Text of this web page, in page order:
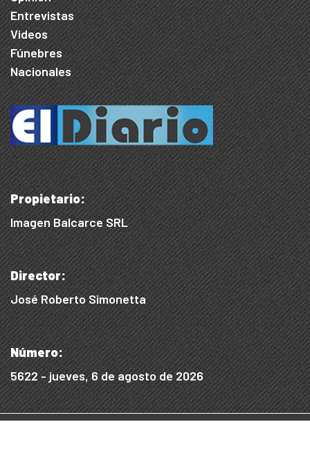
Entrevistas
Videos
Fúnebres
Nacionales
Propietario:
Imagen Balcarce SRL
Director:
José Roberto Simonetta
Número:
5622 - jueves, 6 de agosto de 2026